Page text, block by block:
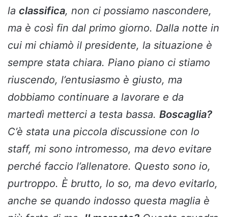
la classifica, non ci possiamo nascondere,
ma è così fin dal primo giorno. Dalla notte in
cui mi chiamò il presidente, la situazione è
sempre stata chiara. Piano piano ci stiamo
riuscendo, l’entusiasmo è giusto, ma
dobbiamo continuare a lavorare e da
martedì metterci a testa bassa. Boscaglia?
C’è stata una piccola discussione con lo
staff, mi sono intromesso, ma devo evitare
perché faccio l’allenatore. Questo sono io,
purtroppo. È brutto, lo so, ma devo evitarlo,
anche se quando indosso questa maglia è